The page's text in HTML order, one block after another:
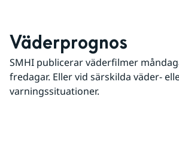
Väderprognos
SMHI publicerar väderfilmer
fredagar. Eller vid särskilda väder-
varningssituationer.